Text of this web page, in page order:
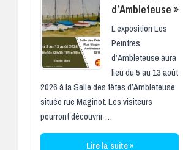
d’Ambleteuse »
L’exposition Les
Peintres
d’Ambleteuse aura
lieu du 5 au 13 août
2026 à la Salle des fêtes d’Ambleteuse,
située rue Maginot. Les visiteurs
pourront découvrir …
Lire la suite »